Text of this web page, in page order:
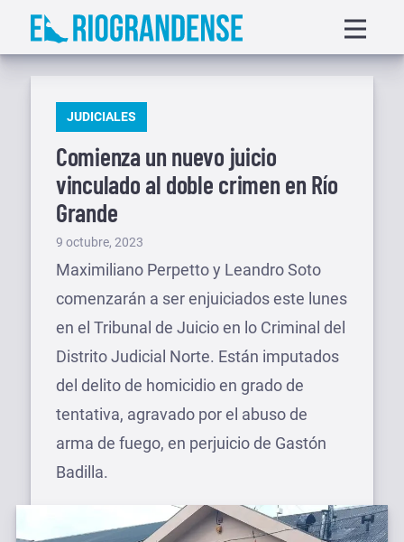
Saltar
menu
PUBLICADO
JUDICIALES
Comienza un nuevo juicio
vinculado al doble crimen en Río
Grande
Publicado
el
9 octubre, 2023
Maximiliano Perpetto y Leandro Soto
comenzarán a ser enjuiciados este lunes
en el Tribunal de Juicio en lo Criminal del
Distrito Judicial Norte. Están imputados
del delito de homicidio en grado de
tentativa, agravado por el abuso de
arma de fuego, en perjuicio de Gastón
Badilla.